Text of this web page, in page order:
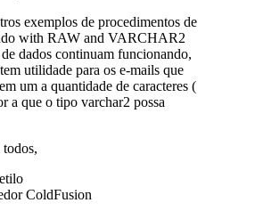
exemplos de procedimentos de
with RAW and VARCHAR2
dados continuam funcionando,
utilidade para os e-mails que
um a quantidade de caracteres (
a que o tipo varchar2 possa
ColdFusion